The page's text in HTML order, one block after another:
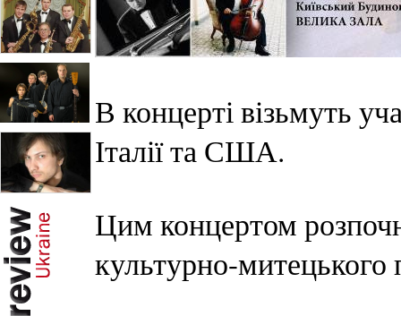
В концерті візьмуть
Італії та США.
Цим концертом
культурно-